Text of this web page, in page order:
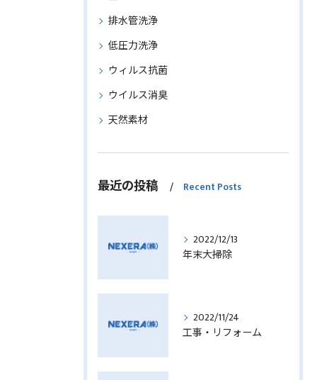
排水管洗浄
低圧力洗浄
ウィルス抗菌
ウイルス消臭
天然素材
最近の投稿 Recent Posts
2022/12/13
年末大掃除
2022/11/24
工事・リフォーム